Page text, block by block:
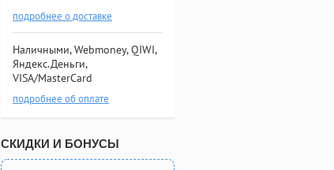
подробнее о доставке
Наличными, Webmoney, QIWI,
Яндекс.Деньги,
VISA/MasterCard
подробнее об оплате
СКИДКИ И БОНУСЫ